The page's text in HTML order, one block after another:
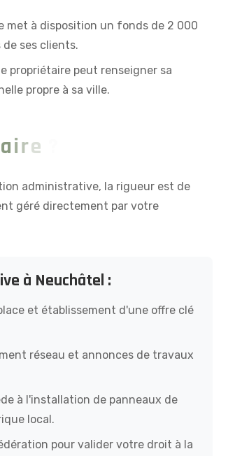
met à disposition un fonds de 2 000
ses clients.
propriétaire peut renseigner sa
propre à sa ville.
ire?
administrative, la rigueur est de
géré directement par votre
à Neuchâtel :
et établissement d'une offre clé
réseau et annonces de travaux
à l'installation de panneaux de
local.
pour valider votre droit à la